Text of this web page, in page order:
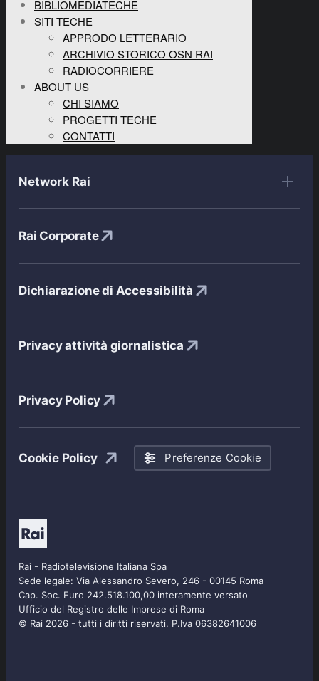
BIBLIOMEDIATECHE
SITI TECHE
APPRODO LETTERARIO
ARCHIVIO STORICO OSN RAI
RADIOCORRIERE
ABOUT US
CHI SIAMO
PROGETTI TECHE
CONTATTI